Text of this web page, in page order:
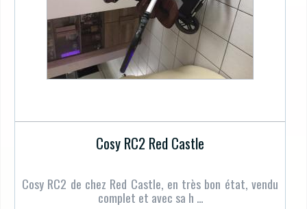
Cosy RC2 Red Castle
Cosy RC2 de chez Red Castle, en très bon état, vendu
complet et avec sa h ...